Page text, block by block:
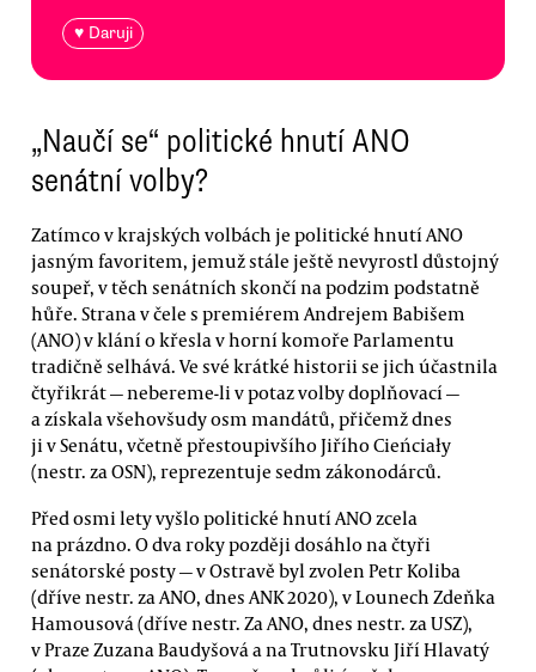
♥ Daruji
„Naučí se“ politické hnutí ANO
senátní volby?
Zatímco v krajských volbách je politické hnutí ANO
jasným favoritem, jemuž stále ještě nevyrostl důstojný
soupeř, v těch senátních skončí na podzim podstatně
hůře. Strana v čele s premiérem Andrejem Babišem
(ANO) v klání o křesla v horní komoře Parlamentu
tradičně selhává. Ve své krátké historii se jich účastnila
čtyřikrát — nebereme-li v potaz volby doplňovací —
a získala všehovšudy osm mandátů, přičemž dnes
ji v Senátu, včetně přestoupivšího Jiřího Cieńciały
(nestr. za OSN), reprezentuje sedm zákonodárců.
Před osmi lety vyšlo politické hnutí ANO zcela
na prázdno. O dva roky později dosáhlo na čtyři
senátorské posty — v Ostravě byl zvolen Petr Koliba
(dříve nestr. za ANO, dnes ANK 2020), v Lounech Zdeňka
Hamousová (dříve nestr. Za ANO, dnes nestr. za USZ),
v Praze Zuzana Baudyšová a na Trutnovsku Jiří Hlavatý